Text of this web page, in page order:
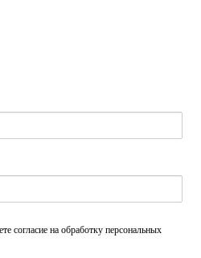
согласие на обработку персональных